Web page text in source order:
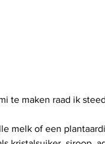
te maken raad ik
melk of een